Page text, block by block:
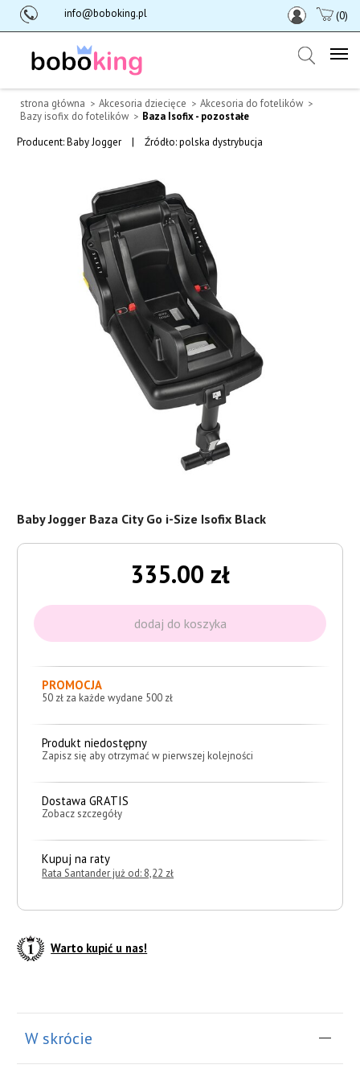
info@boboking.pl (0)
strona główna Akcesoria dziecięce
Akcesoria do fotelików
Bazy isofix do fotelików
Baza Isofix - pozostałe
Baby Jogger Baza City Go i-Size Isofix Black
Warto kupić u nas!
335.00 zł
PROMOCJA
50 zł za każde wydane 500 zł
Produkt niedostępny
Zapisz się aby otrzymać w pierwszej kolejności
Dostawa GRATIS
Zobacz szczegóły
Kupuj na raty
Rata Santander już od: 8,22 zł
Producent:Baby Jogger | Źródło: polska dystrybucja
W skrócie